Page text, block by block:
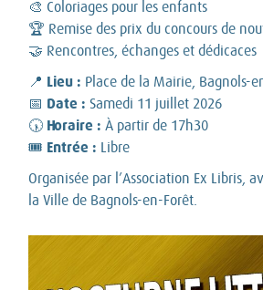
🎨 Coloriages pour les enfants
🏆 Remise des prix du concours de
🤝 Rencontres, échanges et dédicaces
📍 Lieu : Place de la Mairie, Bagnols-
📅 Date : Samedi 11 juillet 2026
🕠 Horaire : À partir de 17h30
🎟️ Entrée : Libre
Organisée par l’Association Ex Libris,
la Ville de Bagnols-en-Forêt.